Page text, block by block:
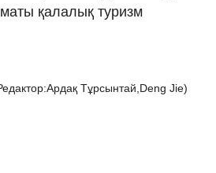
қалалық туризм
Тұрсынтай,Deng Jie)